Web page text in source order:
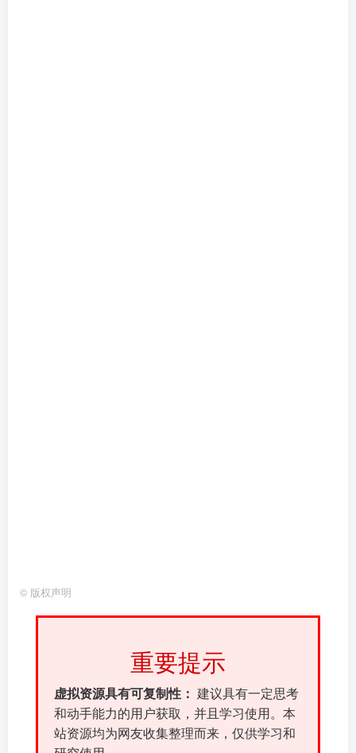
© 版权声明
重要提示
虚拟资源具有可复制性： 建议具有一定思考
和动手能力的用户获取，并且学习使用。本
站资源均为网友收集整理而来，仅供学习和